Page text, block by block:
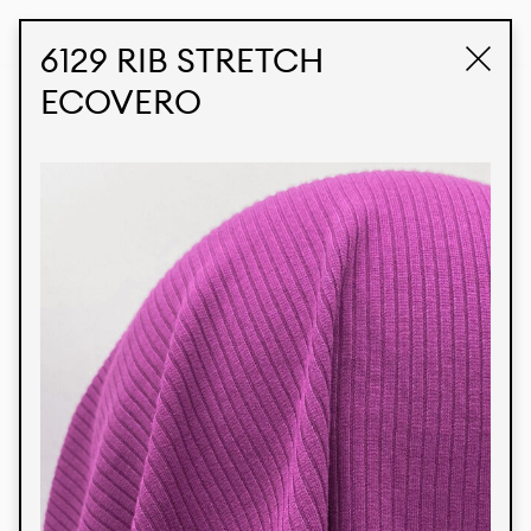
6129 RIB STRETCH
ECOVERO
Produtos
Temos orgulho de expressar nossa identidade
brasileira por meio de nossos tecidos e estampas
personalizadas, trabalhando em colaboração
com nossos clientes e dando vida aos seus
conceitos e criações. Nossa extensa linha de
produtos tem opções para diferentes mercados.
Oferecemos também tecidos ecológicos e
tecnológicos que podem ser acabados em
qualquer cor sólida ou impressão digital.
Cores